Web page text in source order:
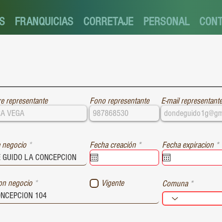
FRANQUICIAS CORRETAJE PERSONAL
representante Fono representante E-mail representante
negocio Fecha creación *r
e
d
Fecha expiracion *r
e
r
d
negocio Comuna
Vigente